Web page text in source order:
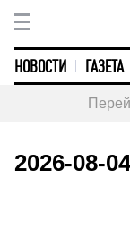
НОВОСТИ ГАЗЕТА
2026-08-04